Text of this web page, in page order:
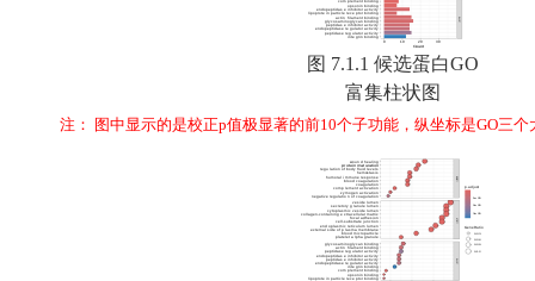
图 7.1.1 候选蛋白GO
富集柱状图
注： 图中显示的是校正p值极显著的前10个子功能，纵坐标是GO三